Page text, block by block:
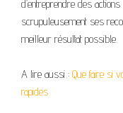
d’entreprendre des
scrupuleusement ses
meilleur résultat possible.
A lire aussi : Que faire si
rapides